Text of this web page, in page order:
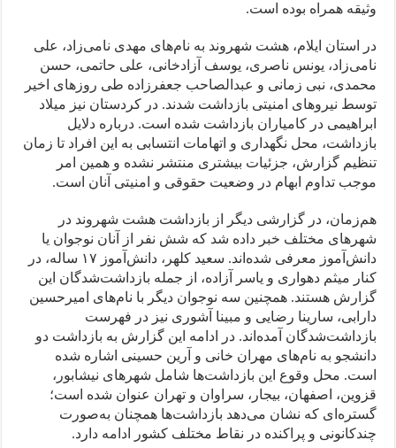
وثیقه همراه بوده است.
در استان ایلام، هشت شهروند به نام‌های مهدی نامی‌زاد، علی
نامی‌زاد، یونس ناصری، یوسف آزادخانی، علی حاتمی، حسن
محمدی، نبی زمانی و عبدالصاحب جعفرزاده طی روزهای اخیر
توسط نیروهای امنیتی بازداشت شدند. در کردستان نیز میلاد
ابراهیمی در کامیاران بازداشت شده است. درباره دلایل
بازداشت، محل نگهداری و اتهامات انتسابی به این افراد تا زمان
تنظیم گزارش، جزئیات بیشتری منتشر نشده و همین امر
موجب تداوم ابهام در وضعیت حقوقی و امنیتی آنان است.
هم‌زمان، در گزارشی دیگر از بازداشت هشت شهروند در
شهرهای مختلف خبر داده شد که شش نفر از آنان نوجوان یا
دانش‌آموز معرفی شده‌اند. سعید کلهر، دانش‌آموز ۱۷ ساله، در
کنار میثم دهواری و یاسر آزاده، از جمله بازداشت‌شدگان این
گزارش هستند. همچنین سه نوجوان دیگر با نام‌های امیرحسین
دارابی، سارینا رضایی و مبینا آشوری نیز در فهرست
بازداشت‌شدگان آمده‌اند. در ادامه این گزارش به بازداشت دو
دانشجو به نام‌های مهران خانی و آرین حسینی اشاره شده
است. محل وقوع این بازداشت‌ها شامل شهرهای نیشابور،
قزوین، اصفهان، بیجار، سراوان و تهران عنوان شده است؛
گستره‌ای که نشان می‌دهد بازداشت‌ها همچنان به‌صورت
چندکانونی و پراکنده در نقاط مختلف کشور ادامه دارد.